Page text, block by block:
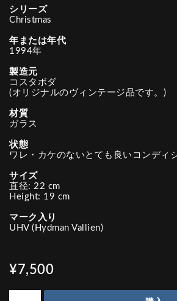
シリーズ
Christmas
年または年代
1994年
製造元
コスタボダ
(オリジナルのヴィンテージ品です。)
材質
ガラス
状態
ワレ・カケのないとても良いコンディ
サイズ
直径: 22 cm
Height: 19 cm
マーク入り
UHV (Hydman Vallien)
¥7,500